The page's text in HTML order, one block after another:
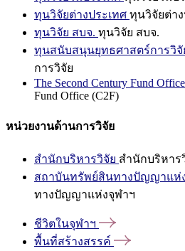
ทุนวิจัยต่างประเทศ ทุนวิจัยต่า
ทุนวิจัย สบจ. ทุนวิจัย สบจ.
ทุนสนับสนุนยุทธศาสตร์การวิจั
การวิจัย
The Second Century Fund
Fund Office (C2F)
หน่วยงานด้านการวิจัย
สำนักบริหารวิจัย สำนักบริหาร
สถาบันทรัพย์สินทางปัญญาแห่
ทางปัญญาแห่งจุฬาฯ
ชีวิตในจุฬาฯ
พื้นที่สร้างสรรค์